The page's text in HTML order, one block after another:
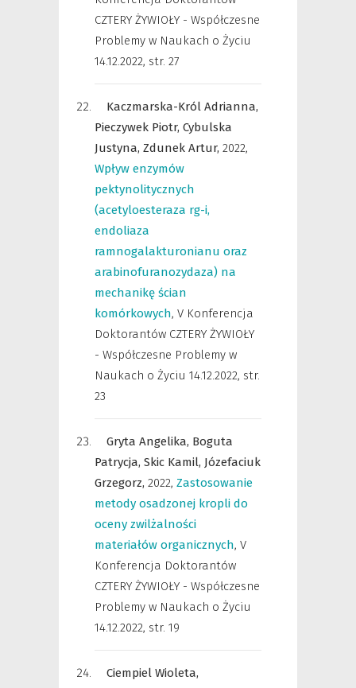
CZTERY ŻYWIOŁY - Współczesne
Problemy w Naukach o Życiu
14.12.2022, str. 27
Kaczmarska-Król Adrianna,
Pieczywek Piotr, Cybulska
Justyna, Zdunek Artur, 2022,
Wpływ enzymów
pektynolitycznych
(acetyloesteraza rg-i,
endoliaza
ramnogalakturonianu oraz
arabinofuranozydaza) na
mechanikę ścian
komórkowych, V Konferencja
Doktorantów CZTERY ŻYWIOŁY
- Współczesne Problemy w
Naukach o Życiu 14.12.2022, str.
23
Gryta Angelika, Boguta
Patrycja, Skic Kamil, Józefaciuk
Grzegorz, 2022, Zastosowanie
metody osadzonej kropli do
oceny zwilżalności
materiałów organicznych, V
Konferencja Doktorantów
CZTERY ŻYWIOŁY - Współczesne
Problemy w Naukach o Życiu
14.12.2022, str. 19
Ciempiel Wioleta,